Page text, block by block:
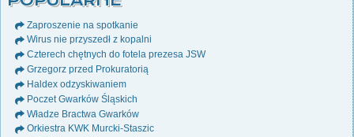
Zaproszenie na spotkanie
Wirus nie przyszedł z kopalni
Czterech chętnych do fotela prezesa JSW
Grzegorz przed Prokuratorią
Haldex odzyskiwaniem
Poczet Gwarków Śląskich
Władze Bractwa Gwarków
Orkiestra KWK Murcki-Staszic